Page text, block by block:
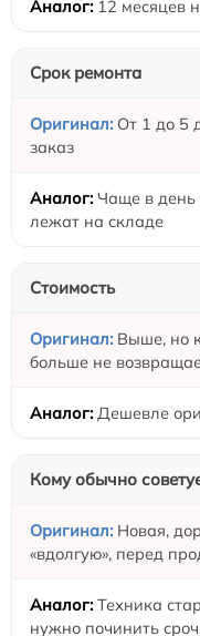
12 месяцев
Срок ремонта
От 1 до 5
заказ
Чаще в
лежат на складе
Стоимость
Выше, но
больше не
Дешевле
Кому обычно
Новая,
«вдолгую», перед
Техника
нужно починить